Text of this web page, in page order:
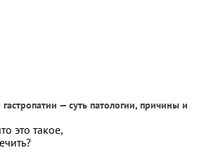
— суть патологии, причины и